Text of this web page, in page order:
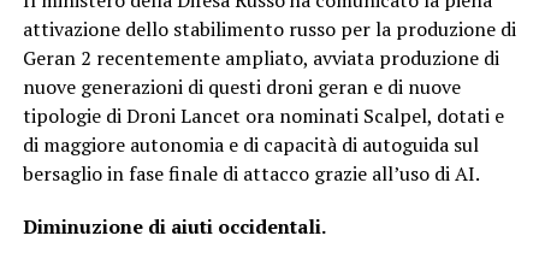
attivazione dello stabilimento russo per la produzione di
Geran 2 recentemente ampliato, avviata produzione di
nuove generazioni di questi droni geran e di nuove
tipologie di Droni Lancet ora nominati Scalpel, dotati e
di maggiore autonomia e di capacità di autoguida sul
bersaglio in fase finale di attacco grazie all’uso di AI.
Diminuzione di aiuti occidentali.